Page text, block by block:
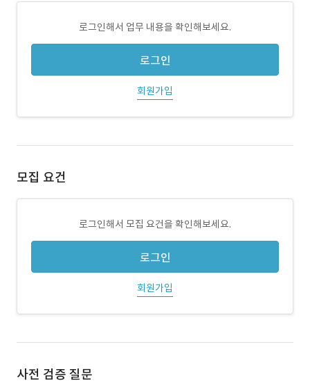
로그인해서 업무 내용을 확인해보세요.
로그인
회원가입
모집 요건
로그인해서 모집 요건을 확인해보세요.
로그인
회원가입
사전 검증 질문